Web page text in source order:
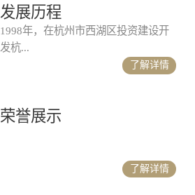
发展历程
1998年，在杭州市西湖区投资建设开
发杭...
了解详情
荣誉展示
了解详情